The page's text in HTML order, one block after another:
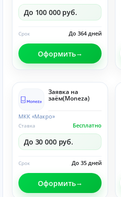
До 100 000 руб.
До 364 дней
Срок
Оформить
Заявка на
заём(Moneza)
МКК «Макро»
Бесплатно
Ставка
До 30 000 руб.
До 35 дней
Срок
Оформить